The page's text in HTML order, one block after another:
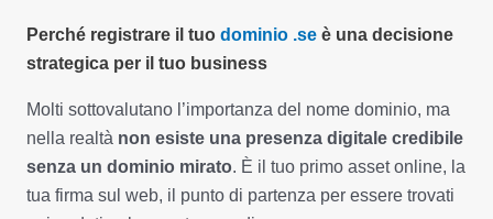
Perché registrare il tuo dominio .se è una decisione
strategica per il tuo business
Molti sottovalutano l’importanza del nome dominio, ma
nella realtà non esiste una presenza digitale credibile
senza un dominio mirato. È il tuo primo asset online, la
tua firma sul web, il punto di partenza per essere trovati